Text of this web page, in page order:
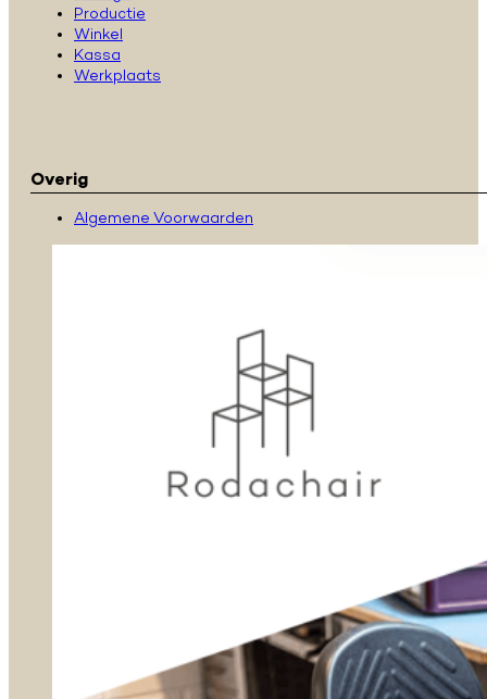
Productie
Winkel
Kassa
Werkplaats
Overig
Algemene Voorwaarden